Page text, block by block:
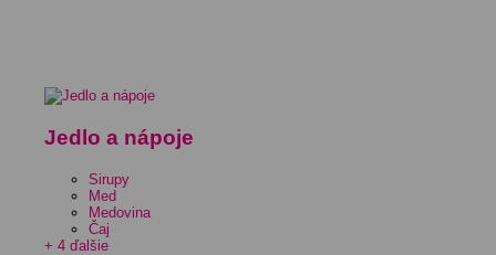
Jedlo a nápoje
Sirupy
Med
Medovina
Čaj
+ 4 ďalšie